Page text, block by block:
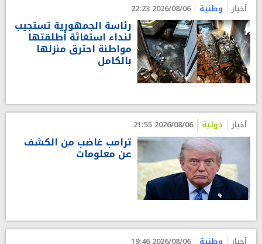
أخبار وطنية 2026/08/06 22:23
رئاسة الجمهورية تستجيب
لنداء استغاثة أطلقتها
مواطنة احترق منزلها
بالكامل
أخبار دولية 2026/08/06 21:55
ترامب غاضب من الكشف
عن معلومات